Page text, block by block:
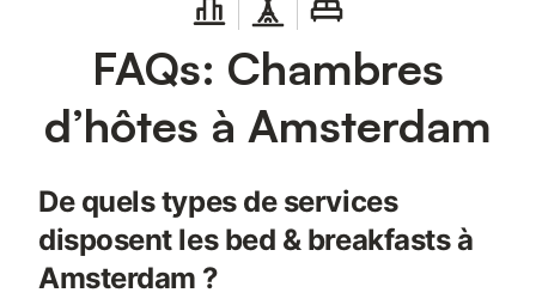
FAQs: Chambres
d’hôtes à Amsterdam
De quels types de services
disposent les bed & breakfasts à
Amsterdam ?